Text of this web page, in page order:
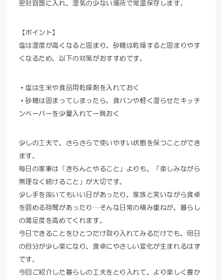
密封容器に入れ、湿気の少ない場所で常温保存します。
【ポイント】
塩は湿度が高くなると固まり、砂糖は乾燥すると固まりやす
くなるため、以下の対策がおすすめです。
・塩は生米や食品用乾燥剤を入れておく
・砂糖は固まってしまったら、食パンや軽く湿らせたキッチ
ンペーパーを少量入れて一晩おく
少しの工夫で、さらさらで使いやすい状態を保つことができ
ます。
毎日の家事は「きちんとやること」よりも、「楽しみながら
無理なく続けること」が大切です。
少し手を抜いてもいい日があったり、家族と笑いながら食卓
を囲める時間があったり…そんな日常の積み重ねが、暮らし
の満足度を高めてくれます。
今日できることをひとつだけ取り入れてみるだけでも、明日
の自分が少し楽になり、食卓にやさしい変化が生まれるはず
です。
今回ご紹介した暮らしの工夫をとり入れて、より楽しく豊か